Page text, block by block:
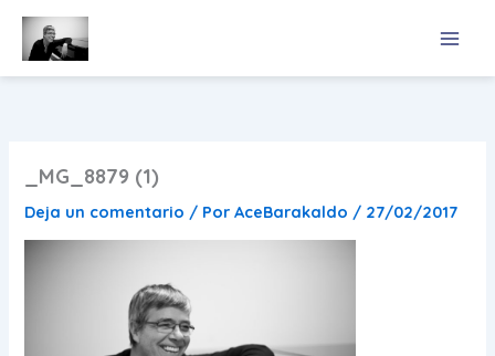
contenido
_MG_8879 (1)
Deja un comentario / PorAceBarakaldo / 27/02/2017